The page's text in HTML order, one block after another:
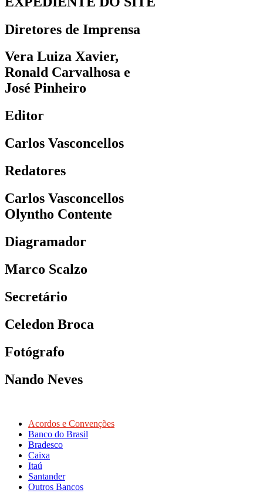
Diretores de Imprensa
Vera Luiza Xavier,
Ronald Carvalhosa e
José Pinheiro
Editor
Carlos Vasconcellos
Redatores
Carlos Vasconcellos
Olyntho Contente
Diagramador
Marco Scalzo
Secretário
Celedon Broca
Fotógrafo
Nando Neves
Acordos e Convenções
Banco do Brasil
Bradesco
Caixa
Itaú
Santander
Outros Bancos